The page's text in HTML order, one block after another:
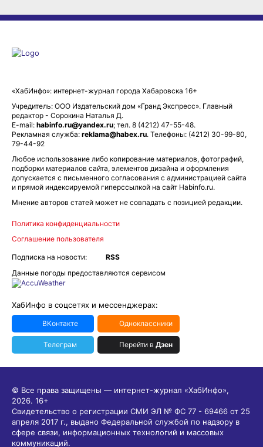
«ХабИнфо»: интернет-журнал города Хабаровска 16+
Учредитель: ООО Издательский дом «Гранд Экспресс». Главный
редактор - Сорокина Наталья Д.
E-mail: habinfo.ru@yandex.ru; тел. 8 (4212) 47-55-48.
Рекламная служба: reklama@habex.ru. Телефоны: (4212) 30-99-80,
79-44-92
Любое использование либо копирование материалов, фотографий,
подборки материалов сайта, элементов дизайна и оформления
допускается с письменного согласования с администрацией сайта
и прямой индексируемой гиперссылкой на сайт Habinfo.ru.
Мнение авторов статей может не совпадать с позицией редакции.
Политика конфиденциальности
Соглашение пользователя
Подписка на новости:
RSS
Данные погоды предоставляются сервисом
ХабИнфо в соцсетях и мессенджерах:
ВКонтакте Одноклассники
Телеграм Перейти в Дзен
© Все права защищены — интернет-журнал «ХабИнфо»,
2026. 16+
Свидетельство о регистрации СМИ ЭЛ № ФС 77 - 69466 от 25
апреля 2017 г., выдано Федеральной службой по надзору в
сфере связи, информационных технологий и массовых
коммуникаций.